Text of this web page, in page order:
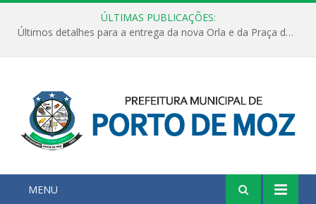
ÚLTIMAS PUBLICAÇÕES:
Últimos detalhes para a entrega da nova Orla e da Praça do Praião
MENU